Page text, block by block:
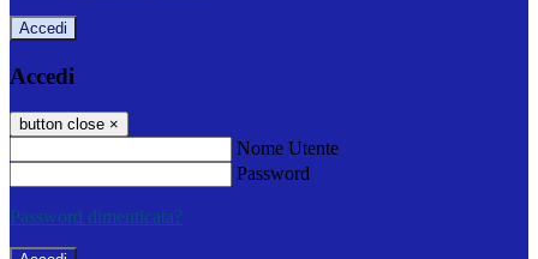
Accedi
Accedi
button close ×
Nome Utente
Password
Password dimenticata?